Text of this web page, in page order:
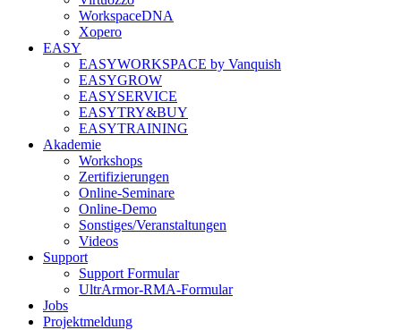
WorkspaceDNA
Xopero
EASY
EASYWORKSPACE by Vanquish
EASYGROW
EASYSERVICE
EASYTRY&BUY
EASYTRAINING
Akademie
Workshops
Zertifizierungen
Online-Seminare
Online-Demo
Sonstiges/Veranstaltungen
Videos
Support
Support Formular
UltrArmor-RMA-Formular
Jobs
Projektmeldung